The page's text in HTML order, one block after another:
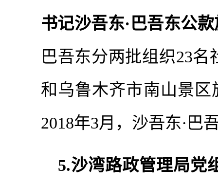
书记沙吾东·巴吾东公
巴吾东分两批组织23
和乌鲁木齐市南山景区
2018年3月，沙吾东·巴
5.沙湾路政管理局党